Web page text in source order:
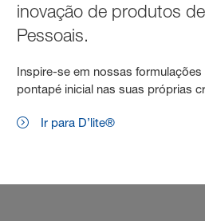
inovação de produtos
Pessoais.
Inspire-se em nossas
pontapé inicial nas suas próprias
Ir para D’lite®